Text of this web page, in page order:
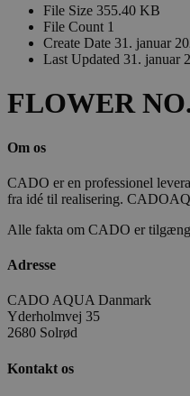
File Size 355.40 KB
File Count 1
Create Date 31. januar
Last Updated 31. januar
FLOWER
Om os
CADO er en professionel
fra idé til realisering.
Alle fakta om CADO er
Adresse
CADO AQUA Danmark
Yderholmvej 35
2680 Solrød
Kontakt os